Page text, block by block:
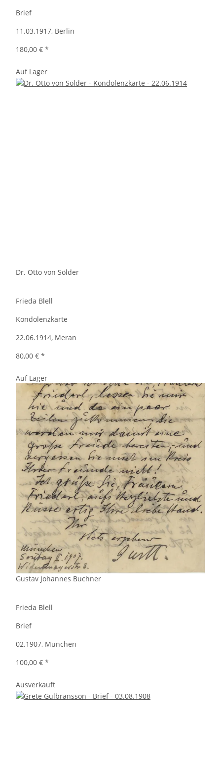
Brief
11.03.1917, Berlin
180,00 € *
Auf Lager
Dr. Otto von Sölder
Frieda Blell
Kondolenzkarte
22.06.1914, Meran
80,00 € *
Auf Lager
Gustav Johannes Buchner
Frieda Blell
Brief
02.1907, München
100,00 € *
Ausverkauft